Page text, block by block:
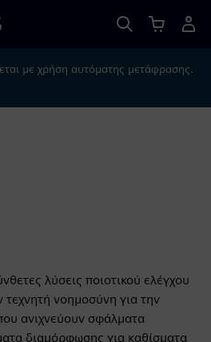
με χρήση αυτόματης μετάφρασης.
λύσεις ποιοτικού ελέγχου
νοημοσύνη για την
ανιχνεύουν σφάλματα
διαμόρφωσης για καθίσματα